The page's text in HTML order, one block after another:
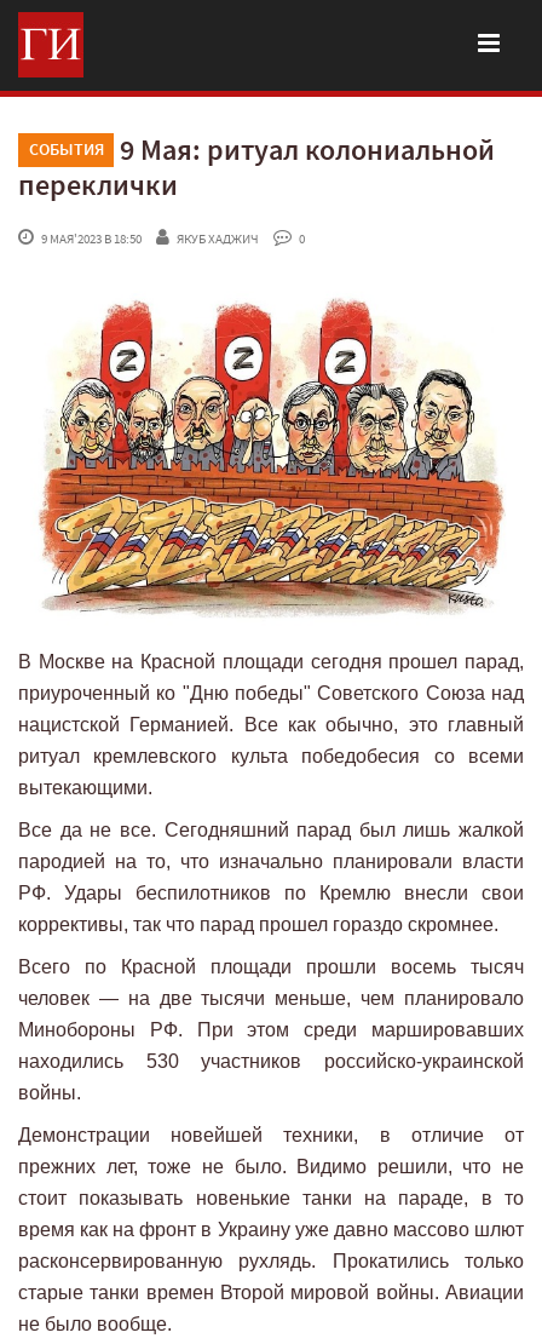
СОБЫТИЯ
9 Мая: ритуал колониальной
переклички
9 МАЯ'2023 В 18:50 ЯКУБ ХАДЖИЧ 0
В Москве на Красной площади сегодня прошел парад,
приуроченный ко "Дню победы" Советского Союза над
нацистской Германией. Все как обычно, это главный
ритуал кремлевского культа победобесия со всеми
вытекающими.
Все да не все. Сегодняшний парад был лишь жалкой
пародией на то, что изначально планировали власти
РФ. Удары беспилотников по Кремлю внесли свои
коррективы, так что парад прошел гораздо скромнее.
Всего по Красной площади прошли восемь тысяч
человек — на две тысячи меньше, чем планировало
Минобороны РФ. При этом среди маршировавших
находились 530 участников российско-украинской
войны.
Демонстрации новейшей техники, в отличие от
прежних лет, тоже не было. Видимо решили, что не
стоит показывать новенькие танки на параде, в то
время как на фронт в Украину уже давно массово шлют
расконсервированную рухлядь. Прокатились только
старые танки времен Второй мировой войны. Авиации
не было вообще.